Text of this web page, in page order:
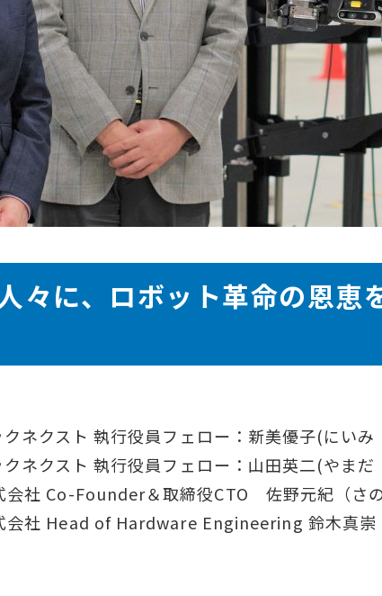
人々に、ロボット革命の恩
クネクスト 執行役員フェロー：新美優子(にい
クネクスト 執行役員フェロー：山田英二(やま
社 Co-Founder＆取締役CTO 佐野元紀（さ
社 Head of Hardware Engineering 鈴木真